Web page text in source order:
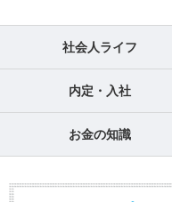
社会人ライフ
内定・入社
お金の知識